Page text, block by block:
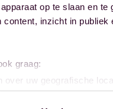
op te slaan en
content, inzicht in
graag:
over uw geografische
door het actief te